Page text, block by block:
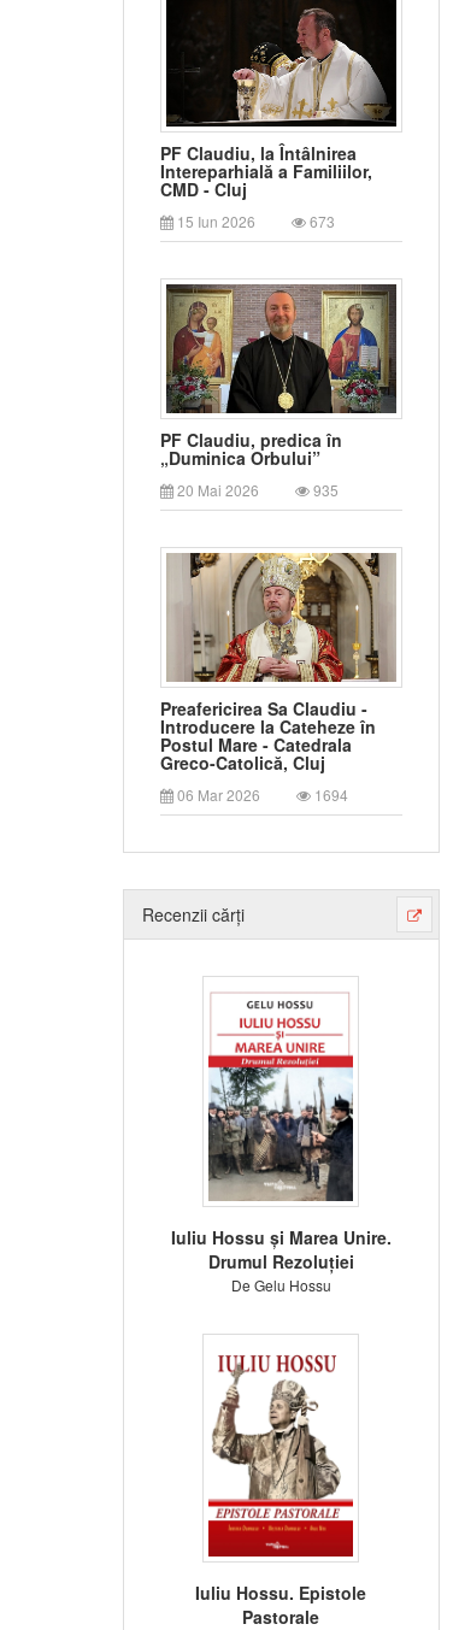
PF Claudiu, la Întâlnirea
Intereparhială a Familiilor,
CMD - Cluj
15 Iun 2026 673
PF Claudiu, predica în
„Duminica Orbului”
20 Mai 2026 935
Preafericirea Sa Claudiu -
Introducere la Cateheze în
Postul Mare - Catedrala
Greco-Catolică, Cluj
06 Mar 2026 1694
Recenzii cărți
Iuliu Hossu și Marea Unire.
Drumul Rezoluției
De Gelu Hossu
Iuliu Hossu. Epistole
Pastorale